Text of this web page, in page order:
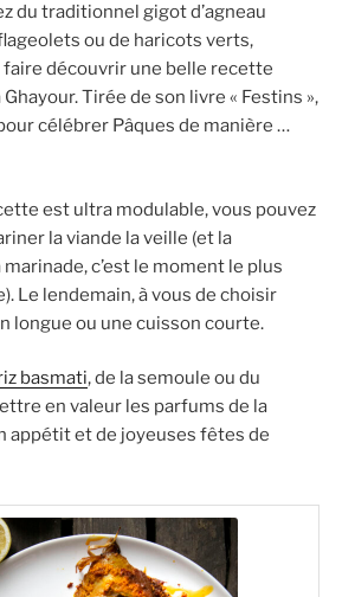
du traditionnel gigot d’agneau
ou de haricots verts,
faire découvrir une belle recette
Tirée de son livre « Festins »,
célébrer Pâques de manière …
est ultra modulable, vous pouvez
la viande la veille (et la
c’est le moment le plus
Le lendemain, à vous de choisir
longue ou une cuisson courte.
basmati, de la semoule ou du
en valeur les parfums de la
appétit et de joyeuses fêtes de